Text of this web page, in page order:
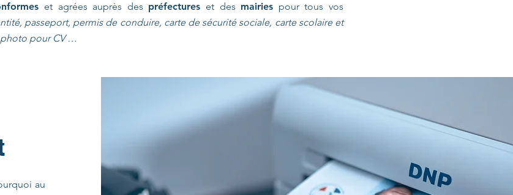
et agrées auprès des préfectures et des mairies pour tous vos
passeport, permis de conduire, carte de sécurité sociale, carte scolaire et
photo pour CV …
au